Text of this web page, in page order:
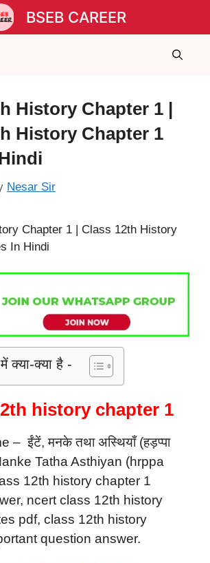
BSEB CAREER
History Chapter 1 |
History Chapter 1
Nesar Sir
Chapter 1 | Class 12th History
In Hindi
क्या-क्या है -
history chapter 1
– ईंटें, मनके तथा अस्थियाँ (हड़प्पा
Tatha Asthiyan (hrppa
12th history chapter 1
ncert class 12th history
pdf, class 12th history
question answer.